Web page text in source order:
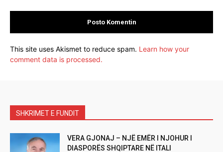
This site uses Akismet to reduce spam. Learn how your
comment data is processed.
SHKRIMET E FUNDIT
VERA GJONAJ – NJË EMËR I NJOHUR I
DIASPORËS SHQIPTARE NË ITALI